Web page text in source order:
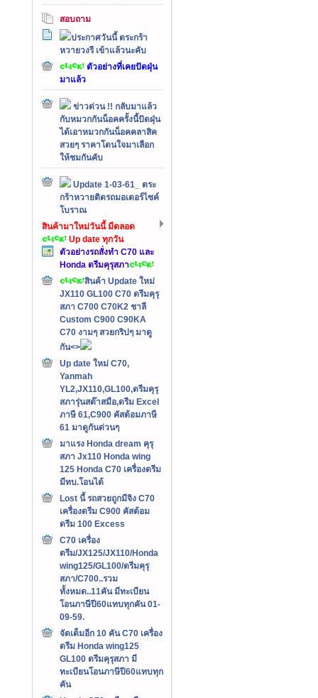
สอบถาม
ประกาศวันนี้ ตระกร้า
หวายวงรี เข้าแล้วนะคับ
ตัวอย่างที่เคยปัดฝุ่น
มาแล้ว
ข่าวด่วน !! กลับมาแล้ว
กับหมวกกันน็อคครั้งนี้ปัดฝุ่น
ได้เอาหมวกกันน็อคคลาสิค
สวยๆ ราคาโดนใจมาเลือก
ให้ชมกันคับ
Update 1-03-61_ ตระ
กร้าหวายติดรถมอเตอร์ไซค์
โบราณ
สินค้ามาใหม่วันนี้ มีตลอด
Up date ทุกวัน
ตัวอย่างรถสั่งทำ C70 และ
Honda ดรีมคุรุสภา
สินค้า Update ใหม่
JX110 GL100 C70 ดรีมคุรุ
สภา C700 C70K2 ชาลี
Custom C900 C90KA
C70 งามๆ สวยกริปๆ มาดู
กัน<>
Up date ใหม่ C70,
Yanmah
YL2,JX110,GL100,ดรีมคุรุ
สภารุ่นสต๊าสมือ,ดรีม Excel
ภาษี 61,C900 คัสต้อมภาษี
61 มาดูกันด่วนๆ
มาแรง Honda dream คุรุ
สภา Jx110 Honda wing
125 Honda C70 เครื่องดรีม
มีทบ.โอนได้
Lost นี้ รถสวยถูกมีจิง C70
เครื่องดรีม C900 คัสต้อม
ดรีม 100 Excess
C70 เครื่อง
ดรีม/JX125/JX110/Honda
wing125/GL100/ดรีมคุรุ
สภา/C700..รวม
ทั้งหมด..11คัน มีทะเบียน
โอนภาษีปี60แทบทุกคัน 01-
09-59.
จัดเต็มอีก 10 คัน C70 เครื่อง
ดรีม Honda wing125
GL100 ดรีมคุรุสภา มี
ทะเบียนโอนภาษีปี60แทบทุก
คัน